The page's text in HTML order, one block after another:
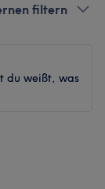
filtern
du weißt, was